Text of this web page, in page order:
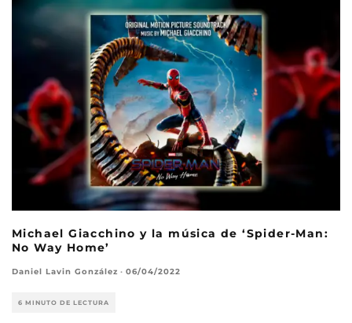
Michael Giacchino y la música de ‘Spider-Man:
No Way Home’
Daniel Lavin González · 06/04/2022
6 MINUTO DE LECTURA